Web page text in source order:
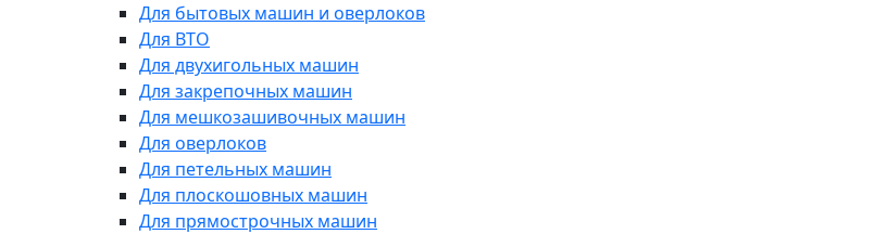
Для бытовых машин и оверлоков
Для ВТО
Для двухигольных машин
Для закрепочных машин
Для мешкозашивочных машин
Для оверлоков
Для петельных машин
Для плоскошовных машин
Для прямострочных машин